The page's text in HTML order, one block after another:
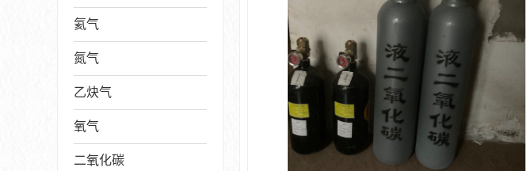
氦气
氮气
乙炔气
氧气
二氧化碳